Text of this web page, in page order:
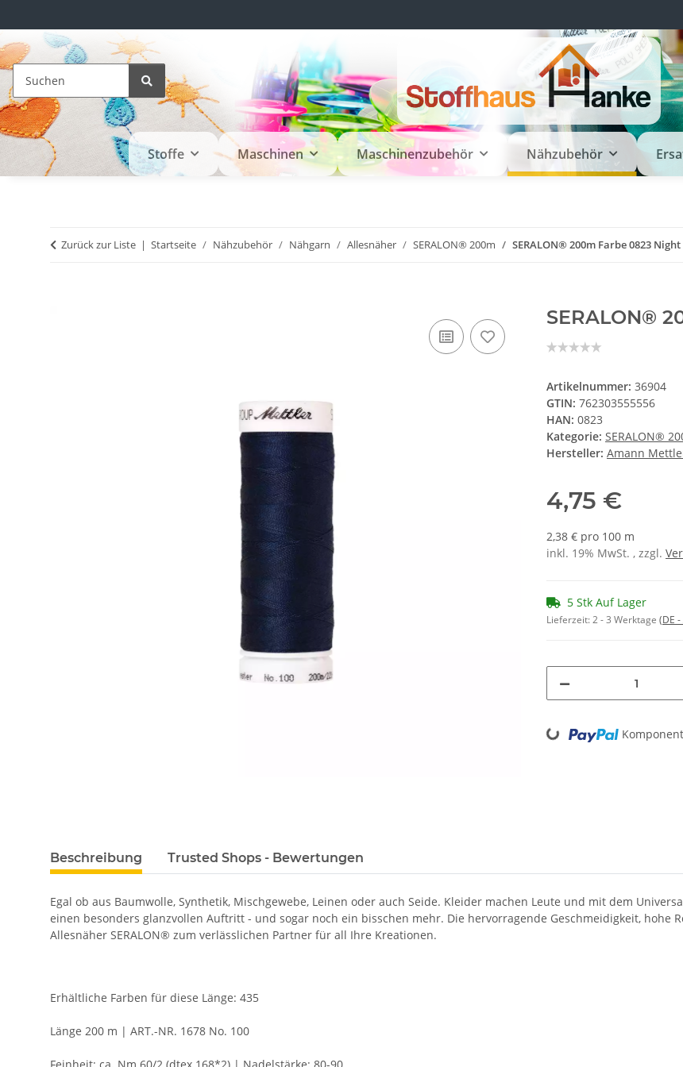
Stoffe Maschinen Maschinenzubehör Nähzubehör
Zurück zur Liste Startseite Nähzubehör Nähgarn Allesnäher SERALON® 200m SERALON® 200m Farbe 0823
SERALON®
Artikelnummer: 36904
GTIN: 762303555556
HAN: 0823
Kategorie: SERALON®
Hersteller: Amann
4,75 €
2,38 € pro 100 m
inkl. 19% MwSt. , zzgl.
5 Stk Auf Lager
Lieferzeit:2 - 3 Werktage (DE
Loading...
Beschreibung Trusted Shops - Bewertungen
Egal ob aus Baumwolle, Synthetik, Mischgewebe, Leinen oder auch Seide. Kleider machen Leute und mit dem
einen besonders glanzvollen Auftritt - und sogar noch ein bisschen mehr. Die hervorragende Geschmeidigkeit, hohe
Allesnäher SERALON® zum verlässlichen Partner für all Ihre Kreationen.
Erhältliche Farben für diese Länge: 435
Länge 200 m | ART.-NR. 1678 No. 100